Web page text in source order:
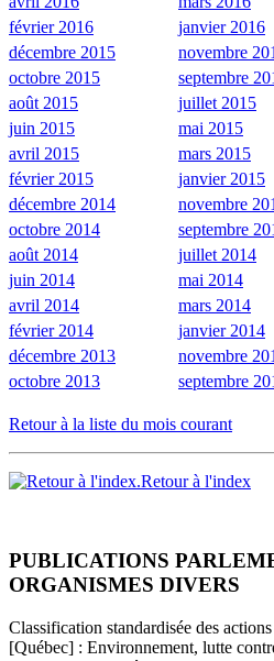
février 2016
janvier 2016
décembre 2015
novembre
octobre 2015
septembre
août 2015
juillet 2015
juin 2015
mai 2015
avril 2015
mars 2015
février 2015
janvier 2015
décembre 2014
novembre
octobre 2014
septembre
août 2014
juillet 2014
juin 2014
mai 2014
avril 2014
mars 2014
février 2014
janvier 2014
décembre 2013
novembre
octobre 2013
septembre
Retour à la liste du mois courant
Retour à l'index
PUBLICATIONS
ORGANISMES DIVERS
Classification standardisée des
[Québec] : Environnement, lutte